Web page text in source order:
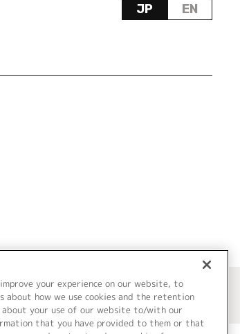
JP EN
your experience on our website, to
about how we use cookies and the retention
about your use of our website to/with our
that you have provided to them or that